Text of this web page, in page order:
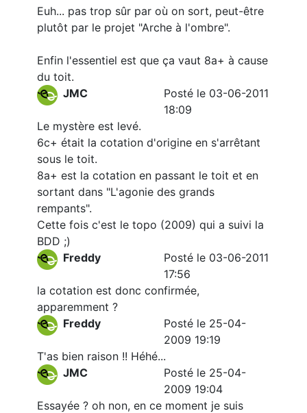
Euh... pas trop sûr par où on sort, peut-être
plutôt par le projet "Arche à l'ombre".
Enfin l'essentiel est que ça vaut 8a+ à cause
du toit.
JMC
Posté le 03-06-2011
18:09
Le mystère est levé.
6c+ était la cotation d'origine en s'arrêtant
sous le toit.
8a+ est la cotation en passant le toit et en
sortant dans "L'agonie des grands
rempants".
Cette fois c'est le topo (2009) qui a suivi la
BDD ;)
Freddy
Posté le 03-06-2011
17:56
la cotation est donc confirmée,
apparemment ?
Freddy
Posté le 25-04-
2009 19:19
T'as bien raison !! Héhé...
JMC
Posté le 25-04-
2009 19:04
Essayée ? oh non, en ce moment je suis